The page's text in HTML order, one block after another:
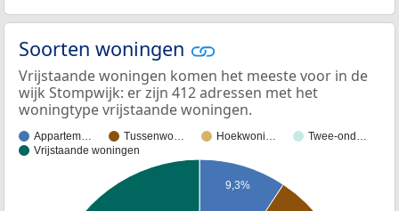
Soorten woningen
Vrijstaande woningen komen het meeste voor in de
wijk Stompwijk: er zijn 412 adressen met het
woningtype vrijstaande woningen.
Appartem… Tussenwo… Hoekwoni…
Twee-ond…
Vrijstaande woningen
9,3%